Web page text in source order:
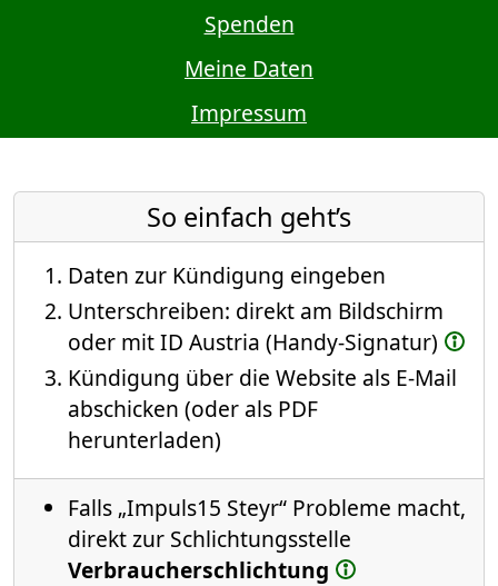
Spenden
Meine Daten
Impressum
So einfach geht’s
Daten zur Kündigung eingeben
Unterschreiben: direkt am Bildschirm
oder mit ID Austria (Handy-Signatur)
Kündigung über die Website als E-Mail
abschicken (oder als PDF
herunterladen)
Falls „Impuls15 Steyr“ Probleme macht,
direkt zur Schlichtungsstelle
Verbraucherschlichtung